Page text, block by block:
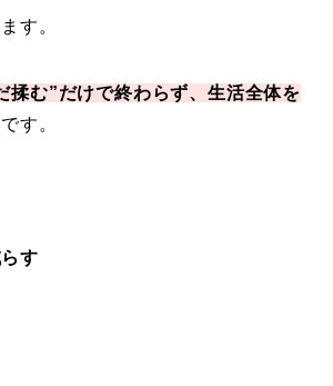
す。
揉む”だけで終わらず、生活全体を
す。
す